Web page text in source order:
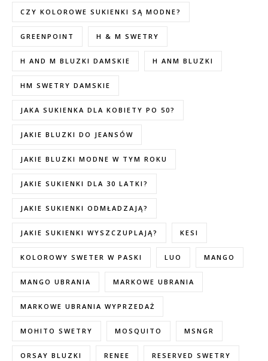
CZY KOLOROWE SUKIENKI SĄ MODNE?
GREENPOINT H & M SWETRY
H AND M BLUZKI DAMSKIE H ANM BLUZKI
HM SWETRY DAMSKIE
JAKA SUKIENKA DLA KOBIETY PO 50?
JAKIE BLUZKI DO JEANSÓW
JAKIE BLUZKI MODNE W TYM ROKU
JAKIE SUKIENKI DLA 30 LATKI?
JAKIE SUKIENKI ODMŁADZAJĄ?
JAKIE SUKIENKI WYSZCZUPLAJĄ? KESI
KOLOROWY SWETER W PASKI LUO MANGO
MANGO UBRANIA MARKOWE UBRANIA
MARKOWE UBRANIA WYPRZEDAŻ
MOHITO SWETRY MOSQUITO MSNGR
ORSAY BLUZKI RENEE RESERVED SWETRY